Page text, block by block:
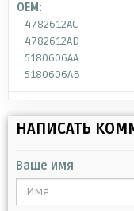
OEM:
4782612AC
4782612AD
5180606AA
5180606AB
НАПИСАТЬ
Ваше имя